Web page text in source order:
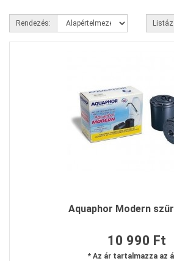
Rendezés:
Aquaphor Modern
10 990 Ft
* Az ár tartalmazza az